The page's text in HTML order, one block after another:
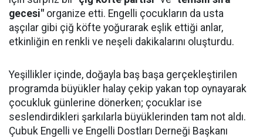
gecesi" organize etti. Engelli çocukların da usta
aşçılar gibi çiğ köfte yoğurarak eşlik ettiği anlar,
etkinliğin en renkli ve neşeli dakikalarını oluşturdu.
Yeşillikler içinde, doğayla baş başa gerçekleştirilen
programda büyükler halay çekip yakan top oynayarak
çocukluk günlerine dönerken; çocuklar ise
seslendirdikleri şarkılarla büyüklerinden tam not aldı.
Çubuk Engelli ve Engelli Dostları Derneği Başkanı